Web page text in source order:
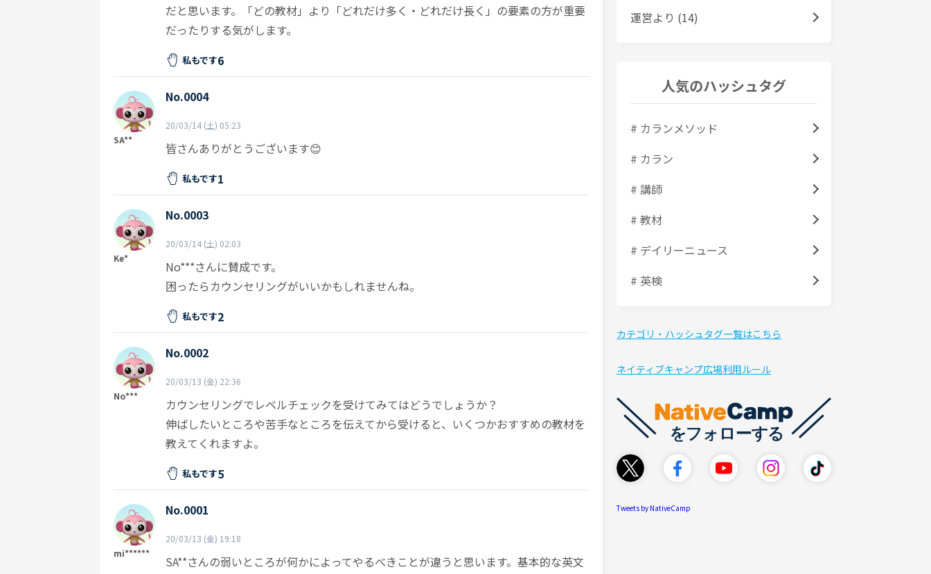
だと思います。「どの教材」より「どれだけ多く・どれだけ長く」の要素の方が重要
だったりする気がします。
私もです6
SA**
No.0004
20/03/14 (土) 05:23
皆さんありがとうございます😊
私もです1
Ke*
No.0003
20/03/14 (土) 02:03
No***さんに賛成です。
困ったらカウンセリングがいいかもしれませんね。
私もです2
No***
No.0002
20/03/13 (金) 22:36
カウンセリングでレベルチェックを受けてみてはどうでしょうか？
伸ばしたいところや苦手なところを伝えてから受けると、いくつかおすすめの教材を
教えてくれますよ。
私もです5
mi******
No.0001
20/03/13 (金) 19:18
SA**さんの弱いところが何かによってやるべきことが違うと思います。基本的な英文
運営より (14)
人気のハッシュタグ
# カランメソッド
# カラン
# 講師
# 教材
# デイリーニュース
# 英検
カテゴリ・ハッシュタグ一覧はこちら
ネイティブキャンプ広場利用ルール
Tweets by NativeCamp